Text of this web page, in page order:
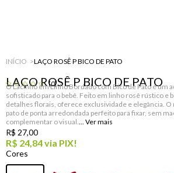
INÍCIO LAÇO ROSÊ P BICO DE PATO
LAÇO ROSÊ P BICO DE PATO
(0)
O Lacinho em Linho Bordado com Bico de Pato é um
sofisticado para o bebê. Feito em linho rosê rústico e
detalhes florais, oferece exclusividade e elegância.
pato de ponta arredondada perfeito para fixar, sem
complementar o visual.
R$ 24,84via PIX!
R$ 27,00